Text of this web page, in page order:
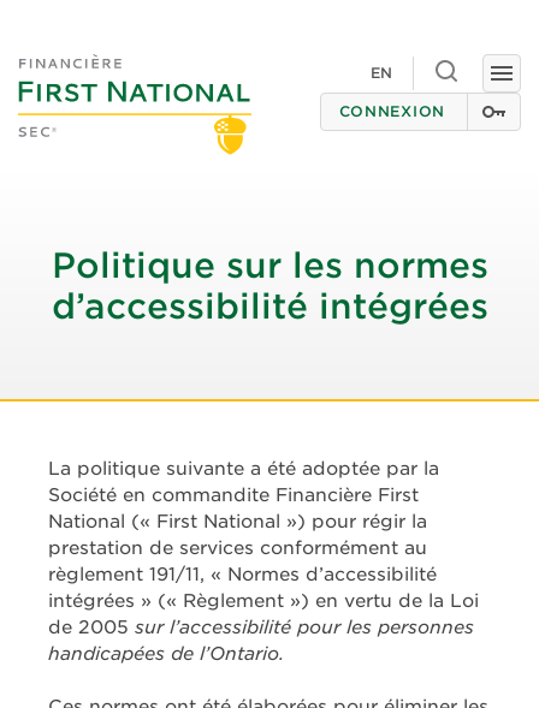
EN
Toggle
search
CONNEXION
Politique sur les normes
d’accessibilité intégrées
La politique suivante a été adoptée par la
Société en commandite Financière First
National (« First National ») pour régir la
prestation de services conformément au
règlement 191/11, « Normes d’accessibilité
intégrées » (« Règlement ») en vertu de la Loi
de 2005 sur l’accessibilité pour les personnes
handicapées de l’Ontario.